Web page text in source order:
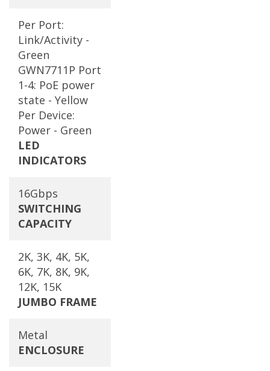
LED
INDICATORS
Per Port:
Link/Activity -
Green
GWN7711P Port
1-4: PoE power
state - Yellow
Per Device:
Power - Green
SWITCHING
CAPACITY
16Gbps
JUMBO FRAME
2K, 3K, 4K, 5K,
6K, 7K, 8K, 9K,
12K, 15K
ENCLOSURE
Metal